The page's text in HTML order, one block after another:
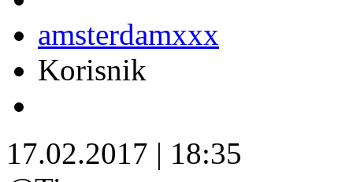
amsterdamxxx
Korisnik
17.02.2017 | 18:35